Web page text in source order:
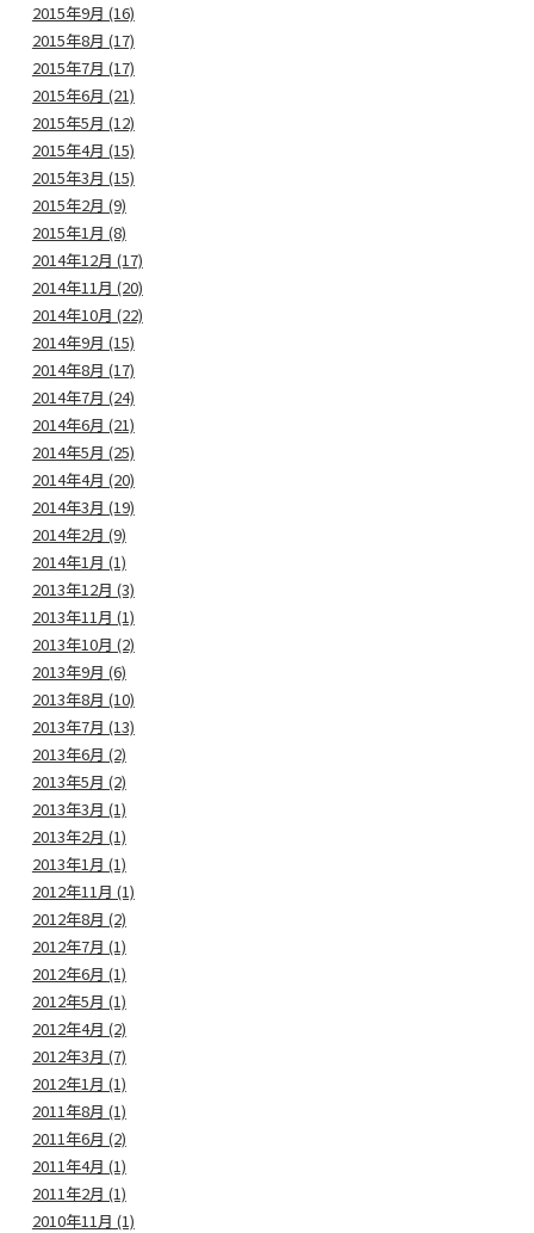
2015年9月 (16)
2015年8月 (17)
2015年7月 (17)
2015年6月 (21)
2015年5月 (12)
2015年4月 (15)
2015年3月 (15)
2015年2月 (9)
2015年1月 (8)
2014年12月 (17)
2014年11月 (20)
2014年10月 (22)
2014年9月 (15)
2014年8月 (17)
2014年7月 (24)
2014年6月 (21)
2014年5月 (25)
2014年4月 (20)
2014年3月 (19)
2014年2月 (9)
2014年1月 (1)
2013年12月 (3)
2013年11月 (1)
2013年10月 (2)
2013年9月 (6)
2013年8月 (10)
2013年7月 (13)
2013年6月 (2)
2013年5月 (2)
2013年3月 (1)
2013年2月 (1)
2013年1月 (1)
2012年11月 (1)
2012年8月 (2)
2012年7月 (1)
2012年6月 (1)
2012年5月 (1)
2012年4月 (2)
2012年3月 (7)
2012年1月 (1)
2011年8月 (1)
2011年6月 (2)
2011年4月 (1)
2011年2月 (1)
2010年11月 (1)